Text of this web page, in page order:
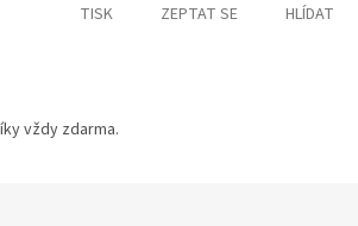
TISK ZEPTAT SE HLÍDAT
vždy zdarma.